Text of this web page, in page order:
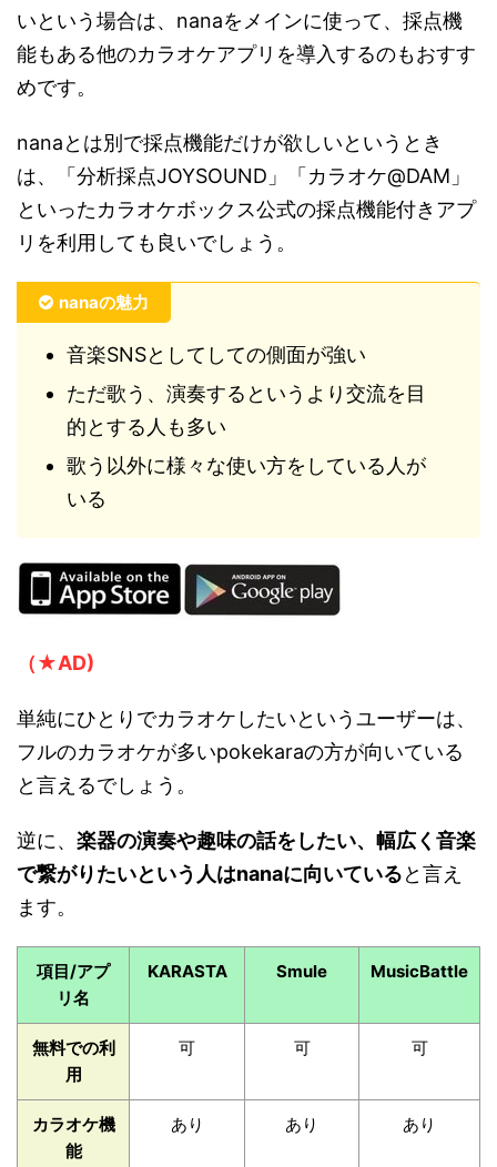
いという場合は、nanaをメインに使って、採点機
能もある他のカラオケアプリを導入するのもおすす
めです。
nanaとは別で採点機能だけが欲しいというとき
は、「分析採点JOYSOUND」「カラオケ@DAM」
といったカラオケボックス公式の採点機能付きアプ
リを利用しても良いでしょう。
nanaの魅力
音楽SNSとしてしての側面が強い
ただ歌う、演奏するというより交流を目
的とする人も多い
歌う以外に様々な使い方をしている人が
いる
（★AD)
単純にひとりでカラオケしたいというユーザーは、
フルのカラオケが多いpokekaraの方が向いている
と言えるでしょう。
逆に、 楽器の演奏や趣味の話をしたい、幅広く音楽
で繋がりたいという人はnanaに向いていると言え
ます。
項目/アプ
リ名
KARASTA Smule MusicBattle
無料での利
用
可 可 可
カラオケ機
能
あり あり あり